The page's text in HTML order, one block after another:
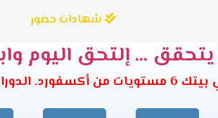
شهادات حضور
يتحقق ... إلتحق اليوم
تبدأ خلال: